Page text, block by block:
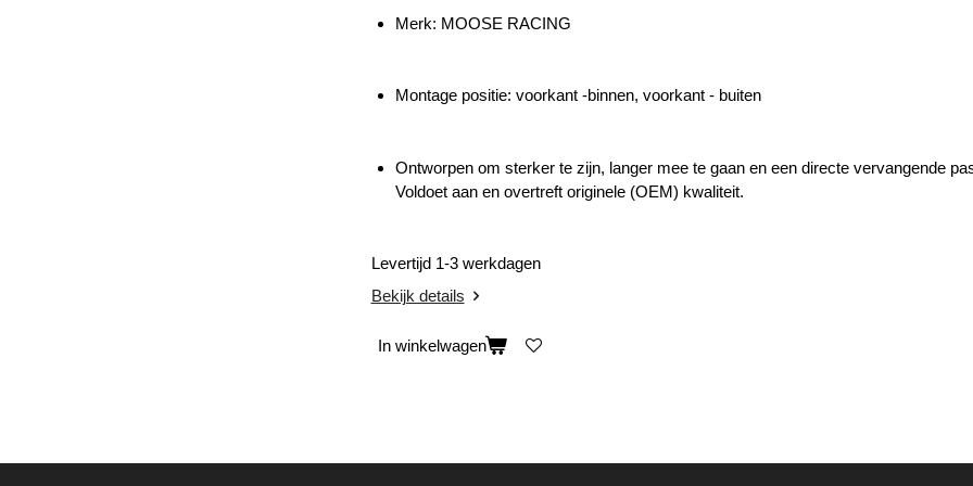
Merk: MOOSE RACING
Montage positie: voorkant -binnen, voorkant - buiten
Ontworpen om sterker te zijn, langer mee te gaan en een directe vervangende
Voldoet aan en overtreft originele (OEM) kwaliteit.
Levertijd 1-3 werkdagen
Bekijk details
In winkelwagen